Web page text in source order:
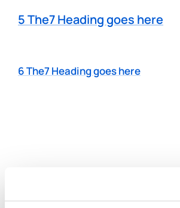
5 The7 Heading goes here
6 The7 Heading goes here
1 The7 Heading